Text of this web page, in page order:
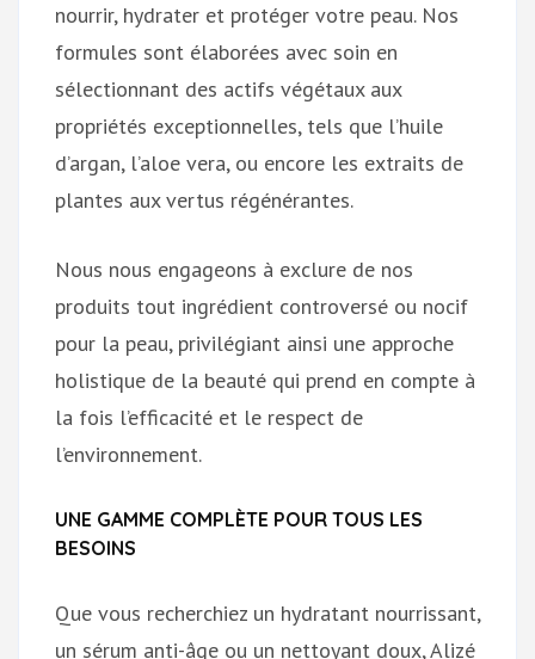
nourrir, hydrater et protéger votre peau. Nos
formules sont élaborées avec soin en
sélectionnant des actifs végétaux aux
propriétés exceptionnelles, tels que l’huile
d’argan, l’aloe vera, ou encore les extraits de
plantes aux vertus régénérantes.
Nous nous engageons à exclure de nos
produits tout ingrédient controversé ou nocif
pour la peau, privilégiant ainsi une approche
holistique de la beauté qui prend en compte à
la fois l’efficacité et le respect de
l’environnement.
UNE GAMME COMPLÈTE POUR TOUS LES
BESOINS
Que vous recherchiez un hydratant nourrissant,
un sérum anti-âge ou un nettoyant doux, Alizé